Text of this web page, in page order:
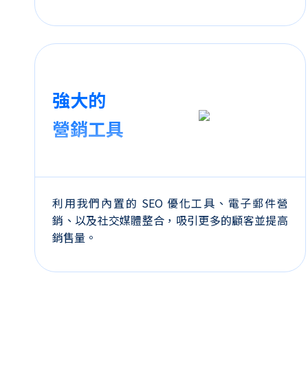
強大的
營銷工具
利用我們內置的 SEO 優化工具、電子郵件營
銷、以及社交媒體整合，吸引更多的顧客並提高
銷售量。